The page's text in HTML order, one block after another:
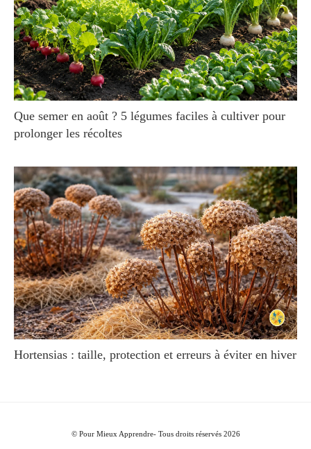
Que semer en août ? 5 légumes faciles à cultiver pour
prolonger les récoltes
Hortensias : taille, protection et erreurs à éviter en hiver
© Pour Mieux Apprendre- Tous droits réservés 2026